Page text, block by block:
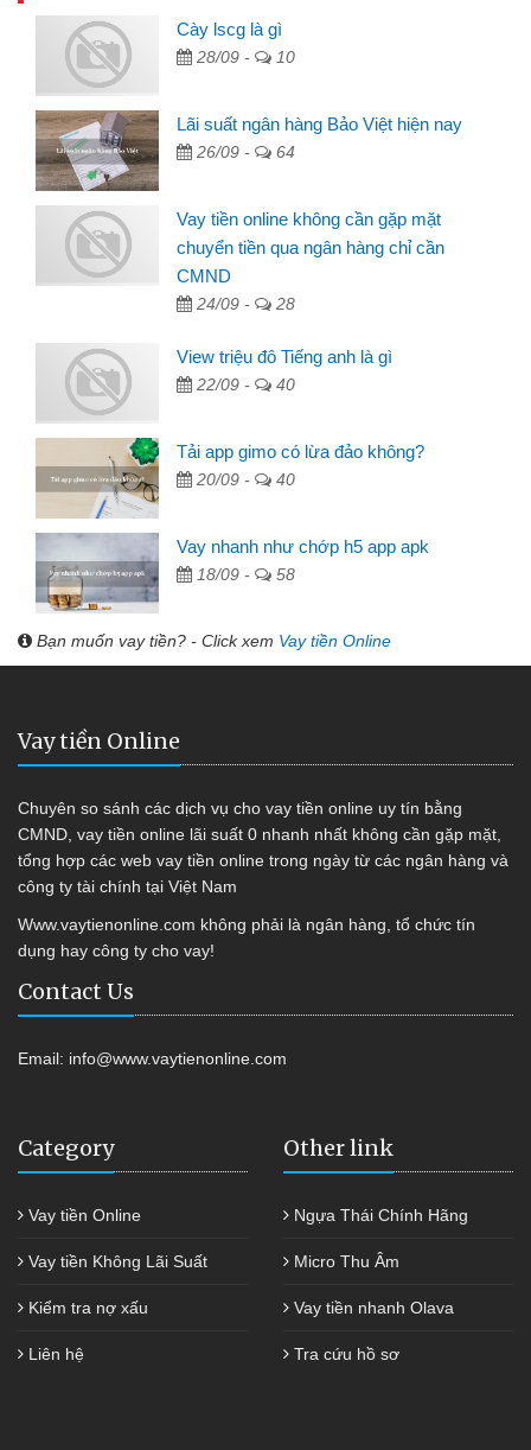
Cày lscg là gì
28/09 - 10
Lãi suất ngân hàng Bảo Việt hiện nay
26/09 - 64
Vay tiền online không cần gặp mặt
chuyển tiền qua ngân hàng chỉ cần
CMND
24/09 - 28
View triệu đô Tiếng anh là gì
22/09 - 40
Tải app gimo có lừa đảo không?
20/09 - 40
Vay nhanh như chớp h5 app apk
18/09 - 58
Bạn muốn vay tiền? - Click xem Vay tiền Online
Vay tiền Online
Chuyên so sánh các dịch vụ cho vay tiền online uy tín bằng
CMND, vay tiền online lãi suất 0 nhanh nhất không cần gặp mặt,
tổng hợp các web vay tiền online trong ngày từ các ngân hàng và
công ty tài chính tại Việt Nam
Www.vaytienonline.com không phải là ngân hàng, tổ chức tín
dụng hay công ty cho vay!
Contact Us
Email: info@www.vaytienonline.com
Category
Vay tiền Online
Vay tiền Không Lãi Suất
Kiểm tra nợ xấu
Liên hệ
Other link
Ngựa Thái Chính Hãng
Micro Thu Âm
Vay tiền nhanh Olava
Tra cứu hồ sơ